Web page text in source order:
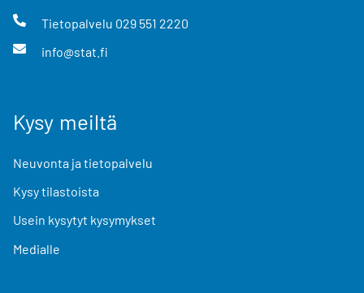
Tietopalvelu 029 551 2220
info@stat.fi
Kysy meiltä
Neuvonta ja tietopalvelu
Kysy tilastoista
Usein kysytyt kysymykset
Medialle